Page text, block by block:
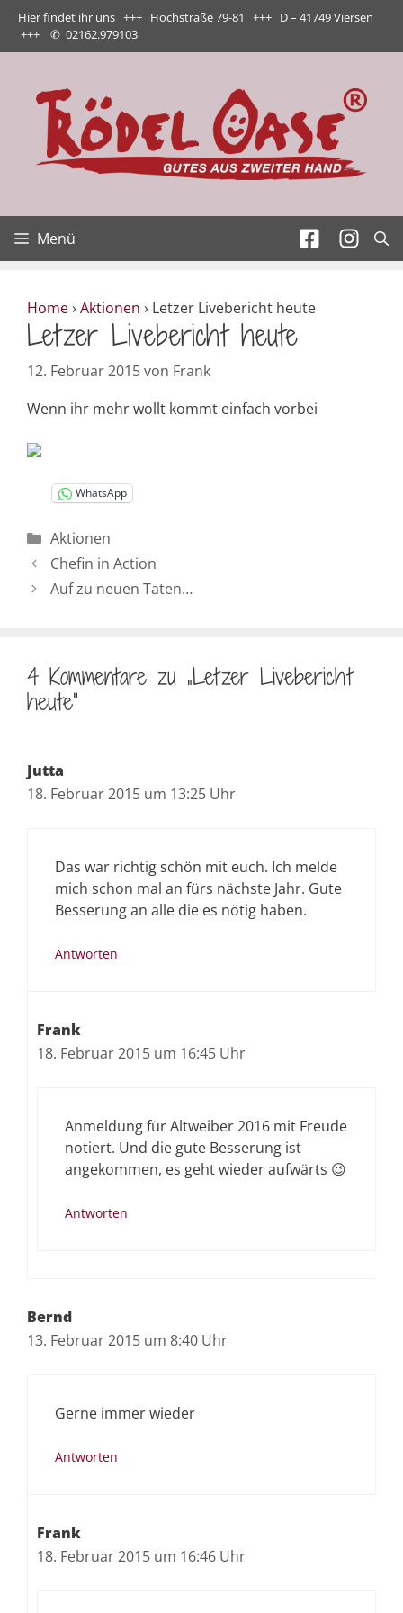
Zum
Inhalt
springen
Hier findet ihr uns +++ Hochstraße 79-81 +++ D – 41749 Viersen
+++ ✆ 02162.979103
Menü
Home› Aktionen › Letzer Livebericht heute
Letzer Livebericht heute
12. Februar 2015von Frank
Wenn ihr mehr wollt kommt einfach vorbei
WhatsApp
Kategorien
Aktionen
Chefin in Action
Auf zu neuen Taten…
4 Kommentare zu „Letzer Livebericht
heute“
Jutta
18. Februar 2015 um 13:25 Uhr
Das war richtig schön mit euch. Ich melde
mich schon mal an fürs nächste Jahr. Gute
Besserung an alle die es nötig haben.
Antworten
Frank
18. Februar 2015 um 16:45 Uhr
Anmeldung für Altweiber 2016 mit Freude
notiert. Und die gute Besserung ist
angekommen, es geht wieder aufwärts 😉
Antworten
Bernd
13. Februar 2015 um 8:40 Uhr
Gerne immer wieder
Antworten
Frank
18. Februar 2015 um 16:46 Uhr